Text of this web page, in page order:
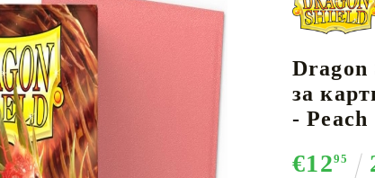
CARD GAME LORCANA
АКСЕСОАРИ ЗА КАРТОВИ
ИГРИ
К-ПОП
Dragon
за
- Peach
€1295